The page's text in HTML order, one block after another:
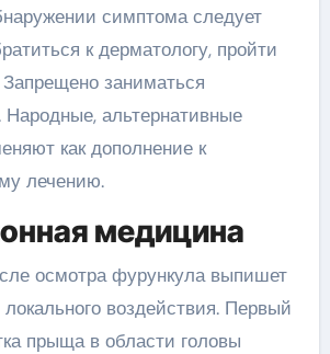
симптома следует
к дерматологу, пройти
заниматься
альтернативные
как дополнение к
лечению.
медицина
осмотра фурункула выпишет
воздействия. Первый
прыща в области головы